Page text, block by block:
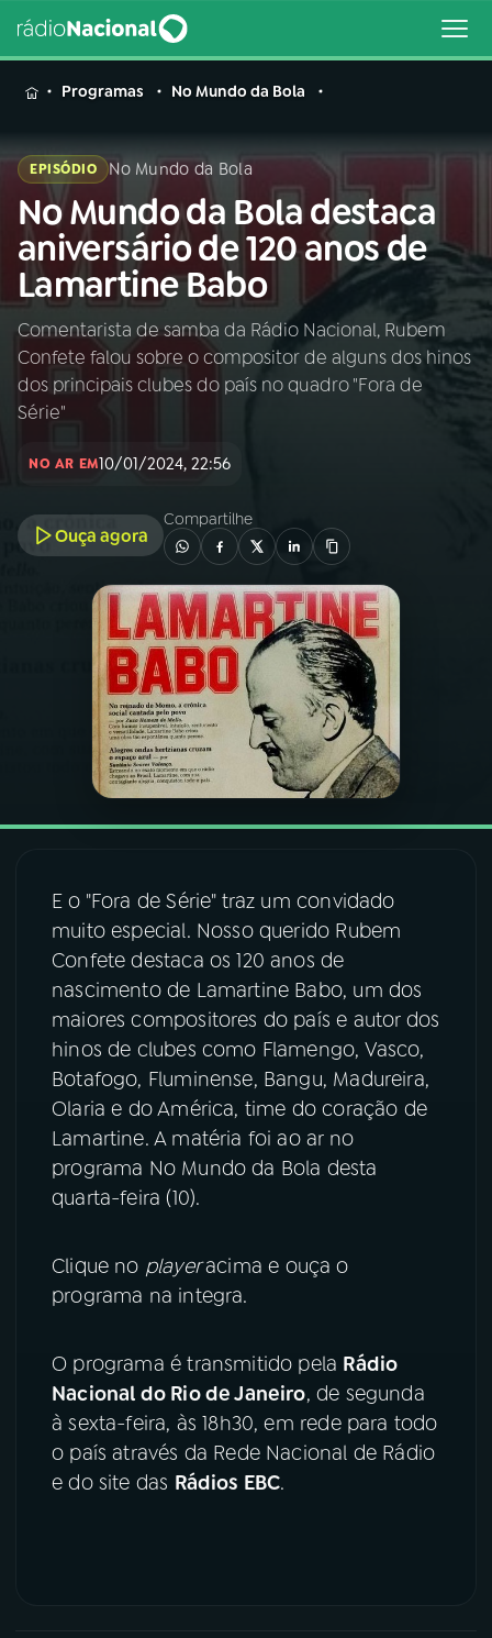
MENU
Buscar
na
Rádio
Nacional
Buscar
AO VIVO
INÍCIO
02A RÁDIO
03PROGRAMAÇÃO
PROGRAMAS
PODCASTS
VIDEOCASTS
07ÚLTIMAS
08 FESTIVAL DE MÚSICA
YouTube Facebook
Instagram X
TikTok
Programas No Mundo da Bola
EPISÓDIO No Mundo da Bola
No Mundo da Bola destaca
aniversário de 120 anos de
Lamartine Babo
Comentarista de samba da Rádio Nacional, Rubem
Confete falou sobre o compositor de alguns dos hinos
dos principais clubes do país no quadro "Fora de
Série"
NO AR EM10/01/2024, 22:56
Ouça agora
Compartilhe
E o "Fora de Série" traz um convidado
muito especial. Nosso querido Rubem
Confete destaca os 120 anos de
nascimento de Lamartine Babo, um dos
maiores compositores do país e autor dos
hinos de clubes como Flamengo, Vasco,
Botafogo, Fluminense, Bangu, Madureira,
Olaria e do América, time do coração de
Lamartine. A matéria foi ao ar no
programa No Mundo da Bola desta
quarta-feira (10).
Clique no playeracima e ouça o
programa na integra.
O programa é transmitido pela Rádio
Nacional do Rio de Janeiro, de segunda
à sexta-feira, às 18h30, em rede para todo
o país através da Rede Nacional de Rádio
e do site das Rádios EBC.